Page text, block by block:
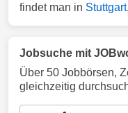
findet man in Stuttgart,
Jobsuche mit
Über 50 Jobbörsen,
gleichzeitig